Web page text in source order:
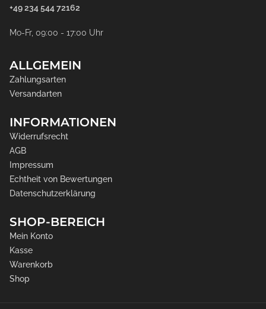
+49 234 544 72162
Mo-Fr, 09:00 - 17:00 Uhr
ALLGEMEIN
Zahlungsarten
Versandarten
INFORMATIONEN
Widerrufsrecht
AGB
Impressum
Echtheit von Bewertungen
Datenschutzerklärung
SHOP-BEREICH
Mein Konto
Kasse
Warenkorb
Shop